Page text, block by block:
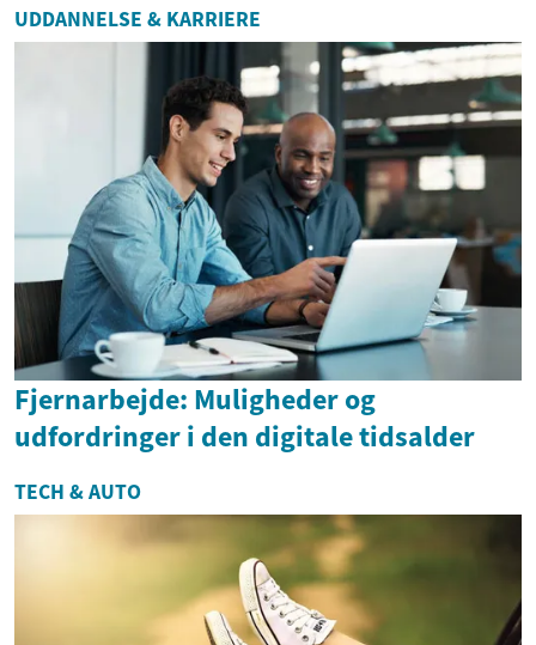
enkel måde at få diverse
måltider lever...
UDDANNELSE & KARRIERE
Fjernarbejde: Muligheder og
udfordringer i den digitale tidsalder
TECH & AUTO